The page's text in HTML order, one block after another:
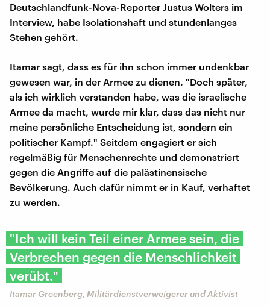
Deutschlandfunk-Nova-Reporter Justus Wolters im
Interview, habe Isolationshaft und stundenlanges
Stehen gehört.
Itamar sagt, dass es für ihn schon immer undenkbar
gewesen war, in der Armee zu dienen. "Doch später,
als ich wirklich verstanden habe, was die israelische
Armee da macht, wurde mir klar, dass das nicht nur
meine persönliche Entscheidung ist, sondern ein
politischer Kampf." Seitdem engagiert er sich
regelmäßig für Menschenrechte und demonstriert
gegen die Angriffe auf die palästinensische
Bevölkerung. Auch dafür nimmt er in Kauf, verhaftet
zu werden.
"Ich will kein Teil einer Armee sein, die
Verbrechen gegen die Menschlichkeit
verübt."
Itamar Greenberg, Militärdienstverweigerer und Aktivist